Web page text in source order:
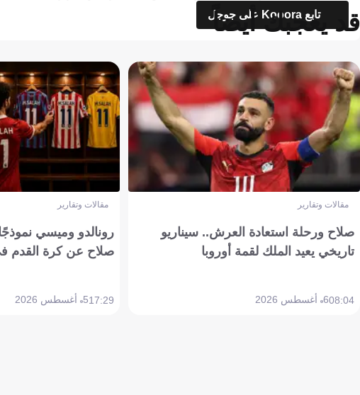
تابع Kooora على جوجل
قد يعجبك أيضاً
مقالات وتقارير
صلاح ورحلة استعادة العرش.. سيناريو
تاريخي يعيد الملك لقمة أوروبا
08:046 أغسطس 2026
مقالات وتقارير
رونالدو وميسي
صلاح عن كرة القدم
17:295 أغسطس 2026